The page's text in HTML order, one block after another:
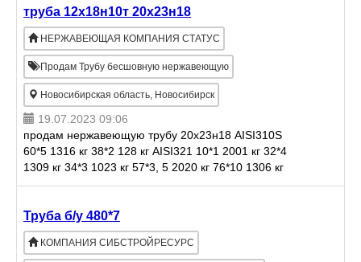
труба 12х18н10т 20х23н18
НЕРЖАВЕЮЩАЯ КОМПАНИЯ СТАТУС
Продам Трубу бесшовную нержавеющую
Новосибирская область, Новосибирск
19.07.2023 09:06
продам нержавеющую трубу 20х23н18 AISI310S
60*5 1316 кг 38*2 128 кг AISI321 10*1 2001 кг 32*4
1309 кг 34*3 1023 кг 57*3, 5 2020 кг 76*10 1306 кг
89*3 450 кг 89*4 2050 кг 108*4 1664 кг 10
Труба б/у 480*7
КОМПАНИЯ СИБСТРОЙРЕСУРС